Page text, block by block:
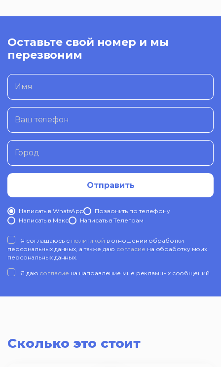
Оставьте свой номер и мы
перезвоним
Имя
Ваш телефон
Город
Отправить
Написать в WhatsApp
Позвонить по телефону
Написать в Mакс
Написать в Телеграм
Я соглашаюсь с политикой в отношении обработки
персональных данных, а также даю согласие на обработку моих
персональных данных.
Я даю согласие на направление мне рекламных сообщений
Сколько это стоит